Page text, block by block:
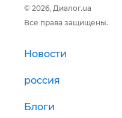
© 2026, Диалог.ua
Все права защищены.
Новости
россия
Блоги